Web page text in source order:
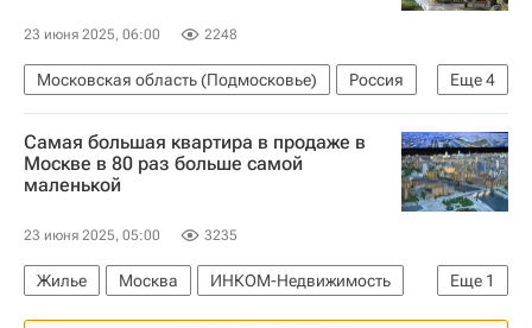
ЖКХ
Мосгаз
23 июня 2025, 06:00 2248
Еще4
Московская область (Подмосковье)
Россия
Жилье
Михаил Кенин
Девелоперы
Самолет (девелопер)
Самая большая квартира в продаже в
Москве в 80 раз больше самой
маленькой
23 июня 2025, 05:00 3235
Еще 1
Жилье Москва
ИНКОМ-Недвижимость
Цены